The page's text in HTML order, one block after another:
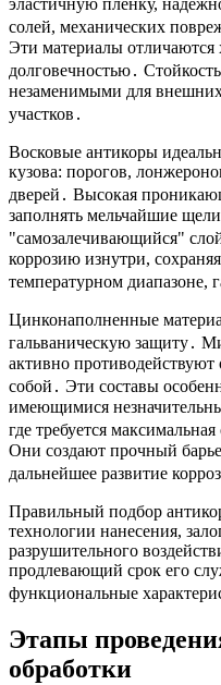
солей, механических
Эти материалы отличаются
долговечностью․
незаменимыми для
участков․
Восковые антикоры
кузова: порогов,
дверей․ Высокая
заполнять мельчайшие
"самозалечивающийся"
коррозию изнутри,
температурном диапазоне,
Цинконаполненные
гальваническую защиту․
активно
собой․ Эти составы
имеющимися
где требуется
Они создают прочный
дальнейшее развитие
Правильный подбор
технологии нанесения,
разрушительного
продлевающий срок его
функциональные
Этапы
обработки